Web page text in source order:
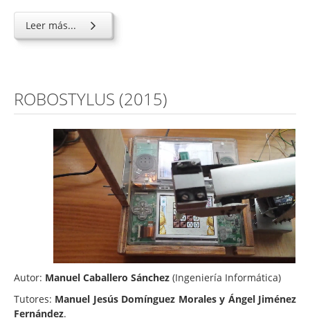
Leer más...
ROBOSTYLUS (2015)
Autor: Manuel Caballero Sánchez (Ingeniería Informática)
Tutores: Manuel Jesús Domínguez Morales y Ángel Jiménez
Fernández.